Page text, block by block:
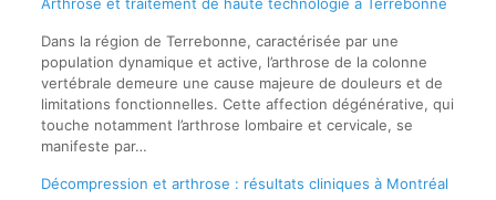
Dans la région de Terrebonne, caractérisée par une
population dynamique et active, l’arthrose de la colonne
vertébrale demeure une cause majeure de douleurs et de
limitations fonctionnelles. Cette affection dégénérative, qui
touche notamment l’arthrose lombaire et cervicale, se
manifeste par…
Décompression et arthrose : résultats cliniques à Montréal